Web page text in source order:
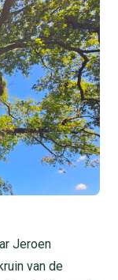
Jeroen
van de